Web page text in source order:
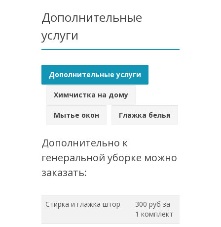
Дополнительные
услуги
Дополнительные услуги
Химчистка на дому
Мытье окон Глажка белья
Дополнительно к
генеральной уборке можно
заказать:
Стирка и глажка штор
300 руб за
1 комплект